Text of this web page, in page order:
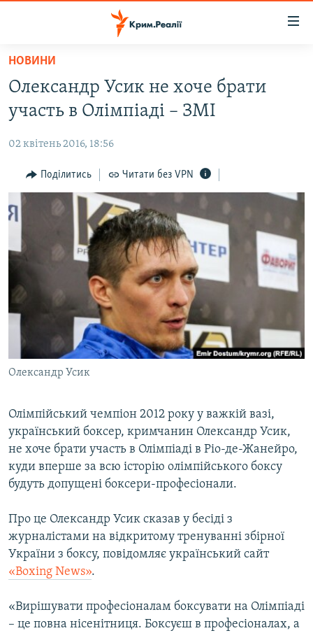
Перейти
основного
матеріалу
Перейти
до
навігації
Перейти
до
пошуку
ПОЛІТИКА
БЛОГИ
ПОГЛЯД
ІНТЕРВ'Ю
ВСЕ ЗА ДЕНЬ
СПЕЦПРОЕКТИ
ДЕПОРТАЦІЯ
ВІДЕОУРОКИ «ELIFBE»
СВІДЧЕННЯ ОКУПАЦІЇ
УКРАЇНСЬКА ПРОБЛЕМА КРИМУ
ЯК ОБІЙТИ БЛОКУВАННЯ
Русский
Qırımtatar
Усі сайти RFE/RL
НОВИНИ
Олександр Усик не хоче брати
участь в Олімпіаді – ЗМІ
02 квітень 2016, 18:56
Поділитись Читати без VPN
Олександр Усик
Олімпійський чемпіон 2012 року у важкій вазі,
український боксер, кримчанин Олександр Усик,
не хоче брати участь в Олімпіаді в Ріо-де-Жанейро,
куди вперше за всю історію олімпійського боксу
будуть допущені боксери-професіонали.
Про це Олександр Усик сказав у бесіді з
журналістами на відкритому тренуванні збірної
України з боксу, повідомляє український сайт
«Boxing News».
«Вирішувати професіоналам боксувати на Олімпіаді
– це повна нісенітниця. Боксуєш в професіоналах, а